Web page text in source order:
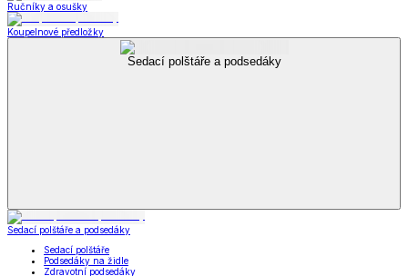
Ručníky a osušky
Koupelnové předložky
Sedací polštáře a podsedáky
Sedací polštáře a podsedáky
Sedací polštáře
Podsedáky na židle
Zdravotní podsedáky